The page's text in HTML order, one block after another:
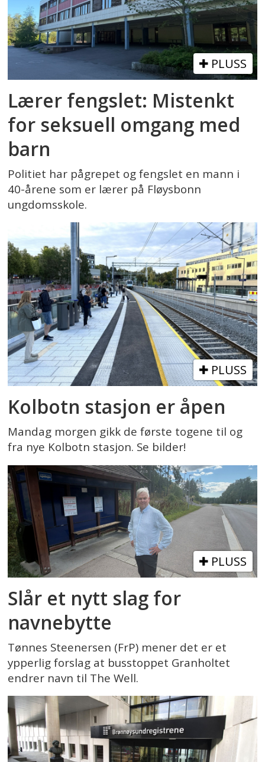
PLUSS
Lærer fengslet: Mistenkt
for seksuell omgang med
barn
Politiet har pågrepet og fengslet en mann i
40-årene som er lærer på Fløysbonn
ungdomsskole.
PLUSS
Kolbotn stasjon er åpen
Mandag morgen gikk de første togene til og
fra nye Kolbotn stasjon. Se bilder!
PLUSS
Slår et nytt slag for
navnebytte
Tønnes Steenersen (FrP) mener det er et
ypperlig forslag at busstoppet Granholtet
endrer navn til The Well.